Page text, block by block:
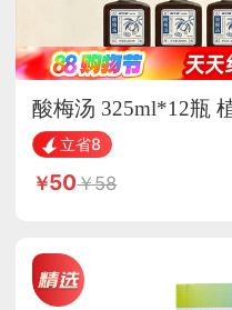
酸梅汤 325ml*12瓶
乌梅汁饮品
立省8
50 58